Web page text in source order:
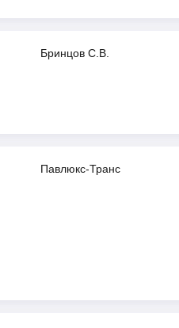
Бринцов С.В.
Павлюкс-Транс